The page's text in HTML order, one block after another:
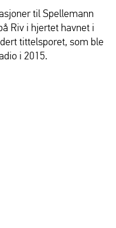
til Spellemann
Riv i hjertet havnet i
tittelsporet, som ble
i 2015.